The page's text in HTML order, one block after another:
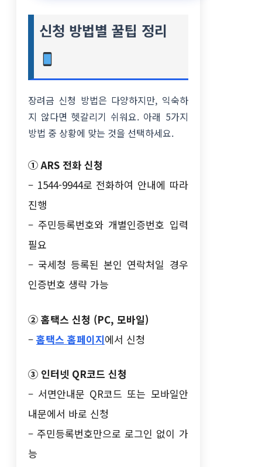
신청 방법별 꿀팁 정리
장려금 신청 방법은 다양하지만, 익숙하
지 않다면 헷갈리기 쉬워요. 아래 5가지
방법 중 상황에 맞는 것을 선택하세요.
① ARS 전화 신청
– 1544-9944로 전화하여 안내에 따라
진행
– 주민등록번호와 개별인증번호 입력
필요
– 국세청 등록된 본인 연락처일 경우
인증번호 생략 가능
② 홈택스 신청 (PC, 모바일)
– 홈택스 홈페이지에서 신청
③ 인터넷 QR코드 신청
– 서면안내문 QR코드 또는 모바일안
내문에서 바로 신청
– 주민등록번호만으로 로그인 없이 가
능